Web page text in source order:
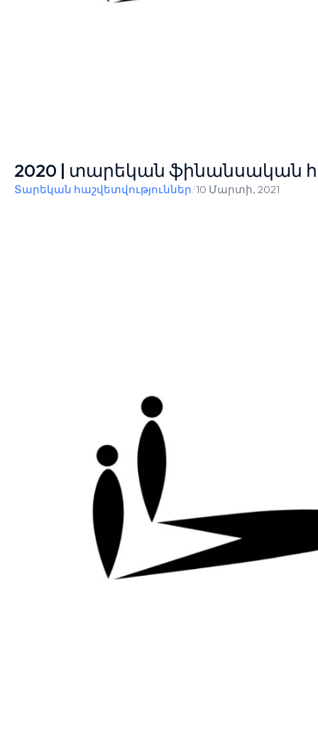
2020 | տարեկան ֆինանսական
Տարեկան հաշվետվություններ/10 Մարտի, 2021